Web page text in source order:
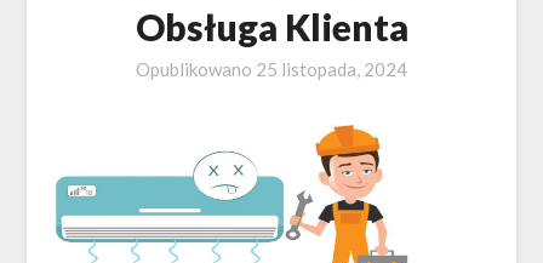
Obsługa Klienta
Opublikowano 25 listopada, 2024